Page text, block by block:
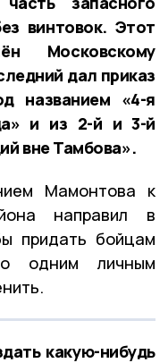
винтовок. Этот
Московскому
дал приказ
названием «4-я
и из 2-й и 3-й
вне Тамбова».
Мамонтова к
направил в
придать бойцам
одним личным
какую-нибудь